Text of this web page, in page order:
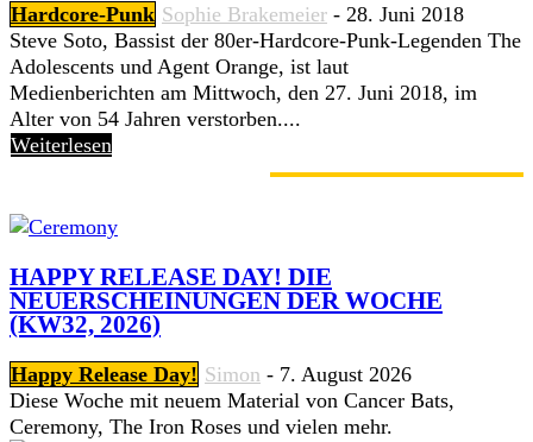
Hardcore-Punk Sophie Brakemeier - 28. Juni 2018
Steve Soto, Bassist der 80er-Hardcore-Punk-Legenden The
Adolescents und Agent Orange, ist laut
Medienberichten am Mittwoch, den 27. Juni 2018, im
Alter von 54 Jahren verstorben....
Weiterlesen
HAPPY RELEASE DAY! DIE
NEUERSCHEINUNGEN DER WOCHE
(KW32, 2026)
Happy Release Day! Simon - 7. August 2026
Diese Woche mit neuem Material von Cancer Bats,
Ceremony, The Iron Roses und vielen mehr.